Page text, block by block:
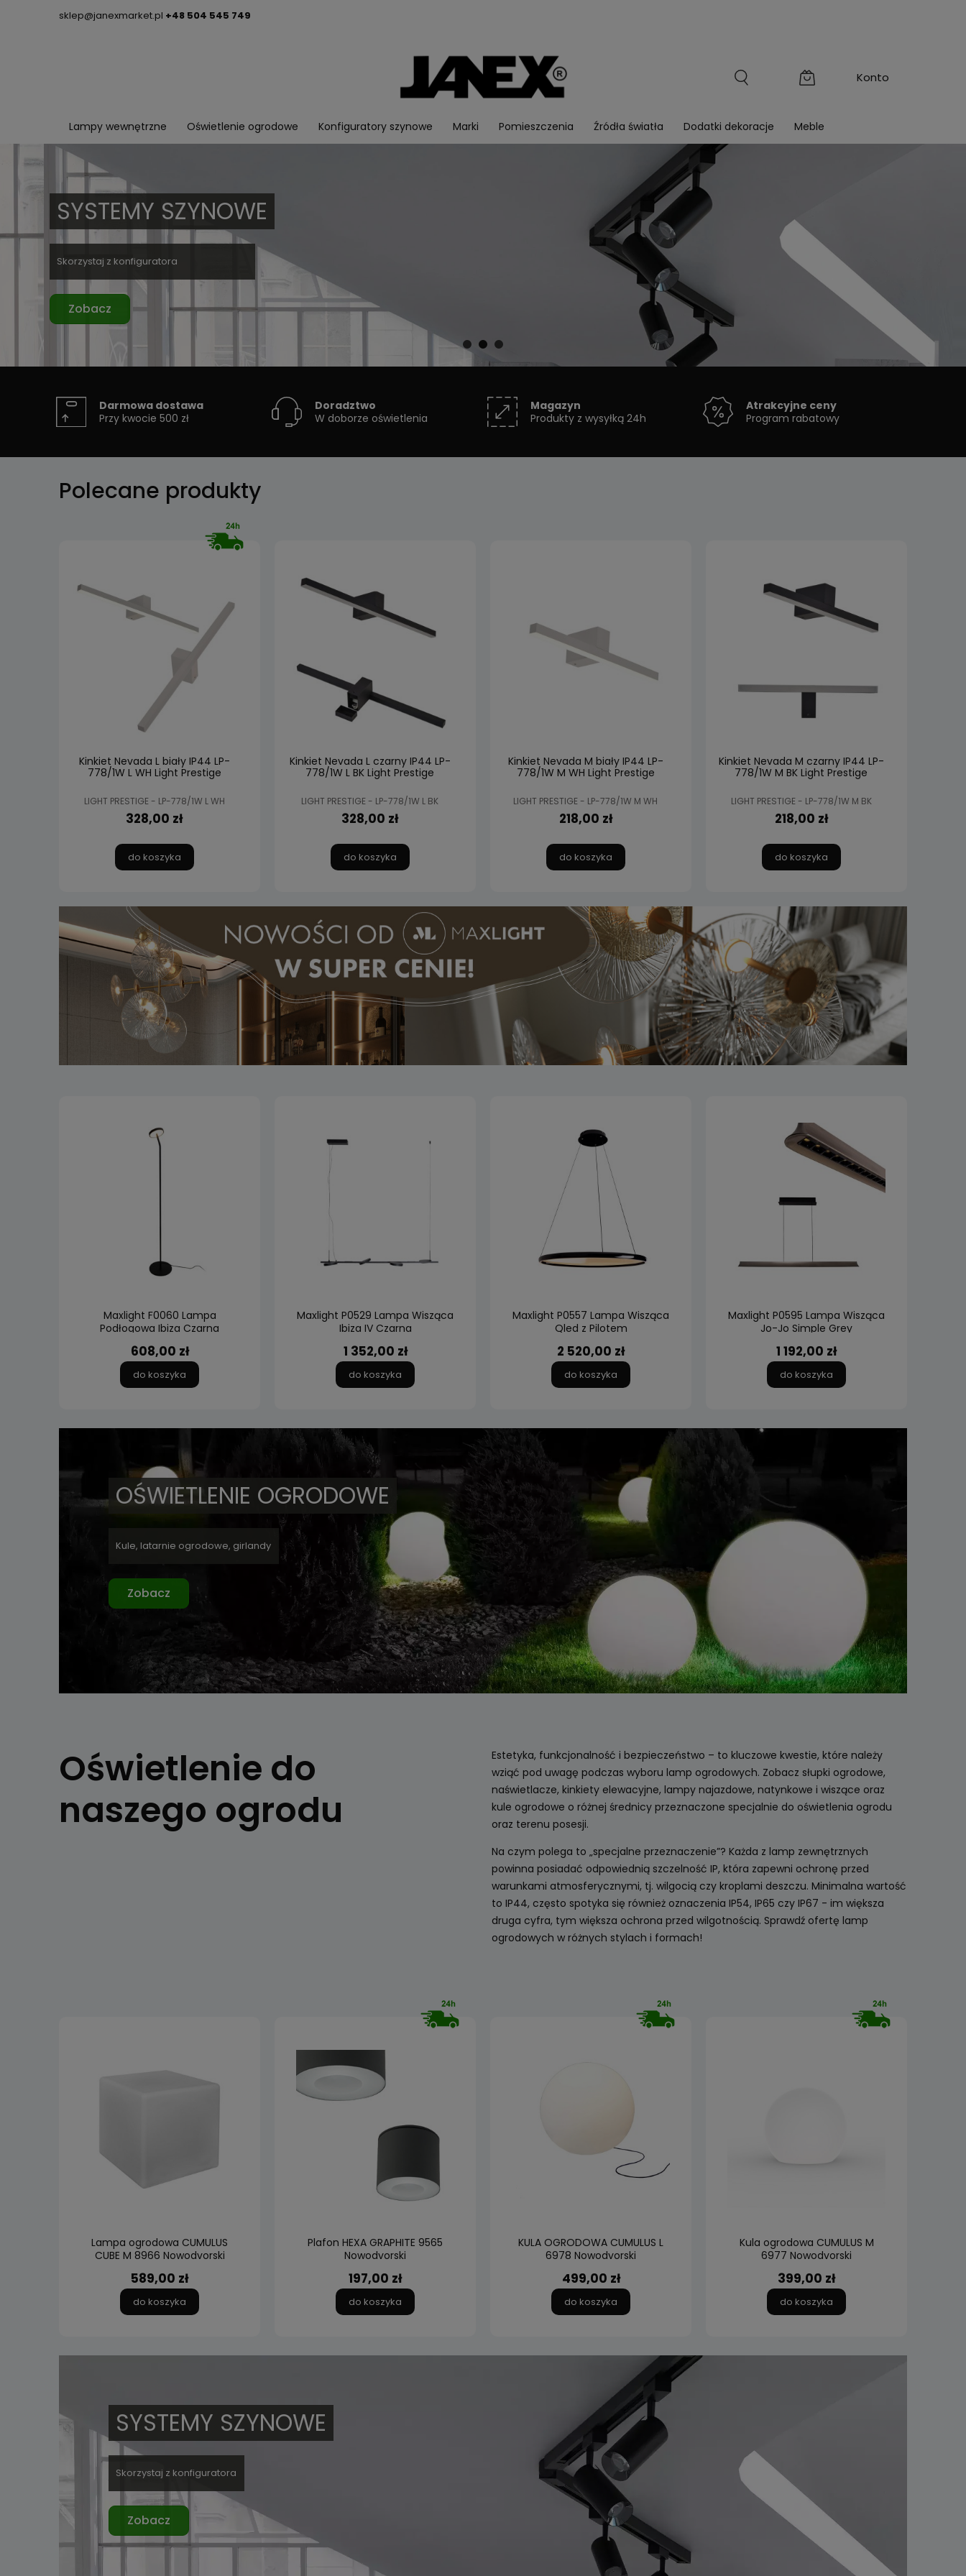
sklep@janexmarket.pl +48 504 545 749
Lampy wewnętrzne Oświetlenie ogrodowe Konfiguratory szynowe Marki Pomieszczenia Źródła światła Dodatki dekoracje Meble
SYSTEMY SZYNOWE
Skorzystaj z konfiguratora
Zobacz
Darmowa dostawa
Przy kwocie 500 zł
Doradztwo
W doborze oświetlenia
Magazyn
Produkty z wysyłką 24h
Atrakcyjne ceny
Program rabatowy
Polecane produkty
Kinkiet Nevada L biały IP44 LP-
778/1W L WH Light Prestige
LIGHT PRESTIGE - LP-778/1W L WH
328,00 zł
do koszyka
Kinkiet Nevada L czarny IP44 LP-
778/1W L BK Light Prestige
LIGHT PRESTIGE - LP-778/1W L BK
328,00 zł
do koszyka
Kinkiet Nevada M biały IP44 LP-
778/1W M WH Light Prestige
LIGHT PRESTIGE - LP-778/1W M WH
218,00 zł
do koszyka
Kinkiet Nevada M czarny IP44 LP-
778/1W M BK Light Prestige
LIGHT PRESTIGE - LP-778/1W M BK
218,00 zł
do koszyka
Maxlight F0060 Lampa
Podłogowa Ibiza Czarna
608,00 zł
do koszyka
Maxlight P0529 Lampa Wisząca
Ibiza IV Czarna
1 352,00 zł
do koszyka
Maxlight P0557 Lampa Wisząca
Qled z Pilotem
2 520,00 zł
do koszyka
Maxlight P0595 Lampa Wisząca
Jo-Jo Simple Grey
1 192,00 zł
do koszyka
OŚWIETLENIE OGRODOWE
Kule, latarnie ogrodowe, girlandy
Zobacz
Oświetlenie do
naszego ogrodu
Estetyka, funkcjonalność i bezpieczeństwo – to kluczowe kwestie, które należy
wziąć pod uwagę podczas wyboru lamp ogrodowych. Zobacz słupki ogrodowe,
naświetlacze, kinkiety elewacyjne, lampy najazdowe, natynkowe i wiszące oraz
kule ogrodowe o różnej średnicy przeznaczone specjalnie do oświetlenia ogrodu
oraz terenu posesji.
Na czym polega to „specjalne przeznaczenie”? Każda z lamp zewnętrznych
powinna posiadać odpowiednią szczelność IP, która zapewni ochronę przed
warunkami atmosferycznymi, tj. wilgocią czy kroplami deszczu. Minimalna wartość
to IP44, często spotyka się również oznaczenia IP54, IP65 czy IP67 - im większa
druga cyfra, tym większa ochrona przed wilgotnością. Sprawdź ofertę lamp
ogrodowych w różnych stylach i formach!
Lampa ogrodowa CUMULUS
CUBE M 8966 Nowodvorski
589,00 zł
do koszyka
Plafon HEXA GRAPHITE 9565
Nowodvorski
197,00 zł
do koszyka
KULA OGRODOWA CUMULUS L
6978 Nowodvorski
499,00 zł
do koszyka
Kula ogrodowa CUMULUS M
6977 Nowodvorski
399,00 zł
do koszyka
SYSTEMY SZYNOWE
Skorzystaj z konfiguratora
Zobacz